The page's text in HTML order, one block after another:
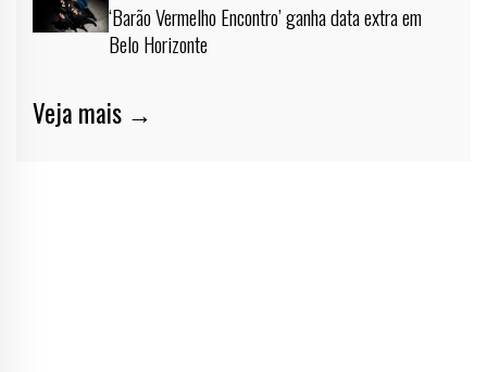
‘Barão Vermelho Encontro’ ganha data extra em
Belo Horizonte
Veja mais →